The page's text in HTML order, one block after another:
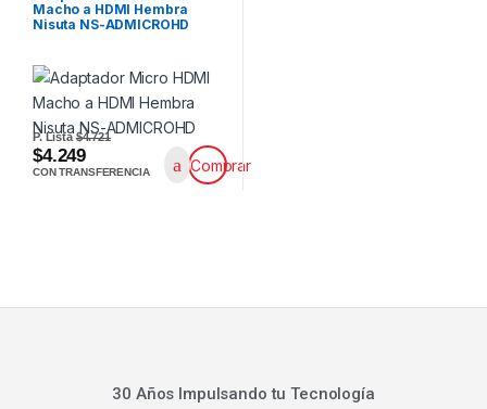
Macho a HDMI Hembra
Nisuta NS-ADMICROHD
P. Lista$4.721
$4.249
CON TRANSFERENCIA Comprar
30 Años Impulsando tu Tecnología